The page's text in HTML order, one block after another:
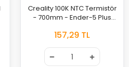
Creality 100K NTC Termistör
- 700mm - Ender-5 Plus
157,29 TL